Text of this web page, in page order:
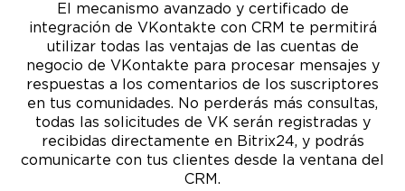
El mecanismo avanzado y certificado de
integración de VKontakte con CRM te permitirá
utilizar todas las ventajas de las cuentas de
negocio de VKontakte para procesar mensajes y
respuestas a los comentarios de los suscriptores
en tus comunidades. No perderás más consultas,
todas las solicitudes de VK serán registradas y
recibidas directamente en Bitrix24, y podrás
comunicarte con tus clientes desde la ventana del
CRM.